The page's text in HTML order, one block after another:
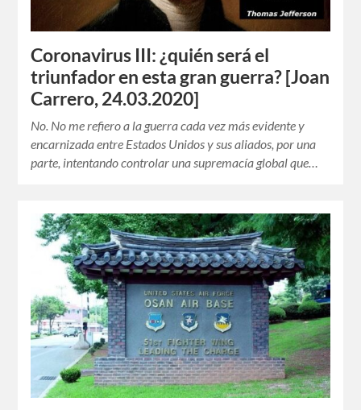
Coronavirus III: ¿quién será el
triunfador en esta gran guerra? [Joan
Carrero, 24.03.2020]
No. No me refiero a la guerra cada vez más evidente y
encarnizada entre Estados Unidos y sus aliados, por una
parte, intentando controlar una supremacía global que…